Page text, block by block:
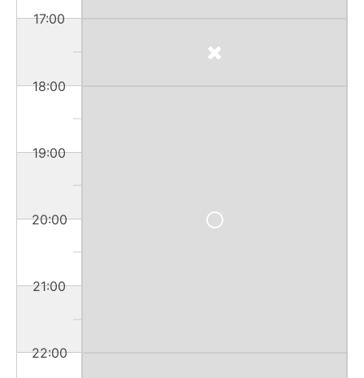
17:00
18:00
19:00
20:00
21:00
22:00